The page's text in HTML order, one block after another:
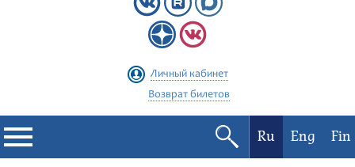
Личный кабинет
Возврат билетов
Ru Eng Fin